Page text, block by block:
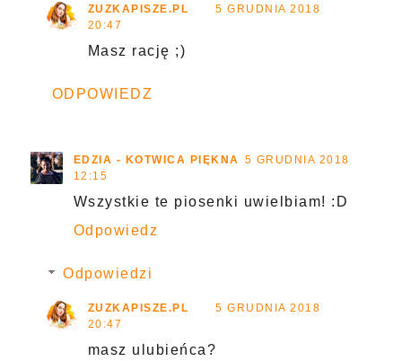
ZUZKAPISZE.PL
5 GRUDNIA 2018
20:47
Masz rację ;)
ODPOWIEDZ
EDZIA - KOTWICA PIĘKNA 5 GRUDNIA 2018
12:15
Wszystkie te piosenki uwielbiam! :D
Odpowiedz
Odpowiedzi
ZUZKAPISZE.PL
5 GRUDNIA 2018
20:47
masz ulubieńca?